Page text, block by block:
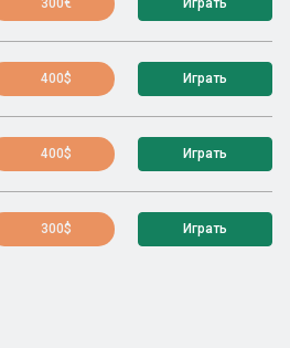
400$ Играть
400$ Играть
300$ Играть